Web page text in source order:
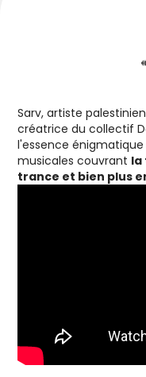
Sarv, artiste
créatrice du collectif
l'essence
musicales couvrant la
trance et bien plus